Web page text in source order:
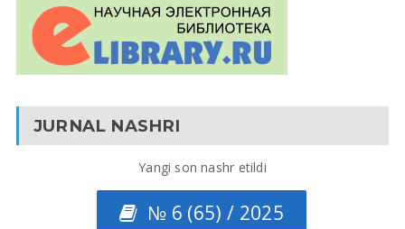
JURNAL NASHRI
Yangi son nashr etildi
№ 6 (65) / 2025